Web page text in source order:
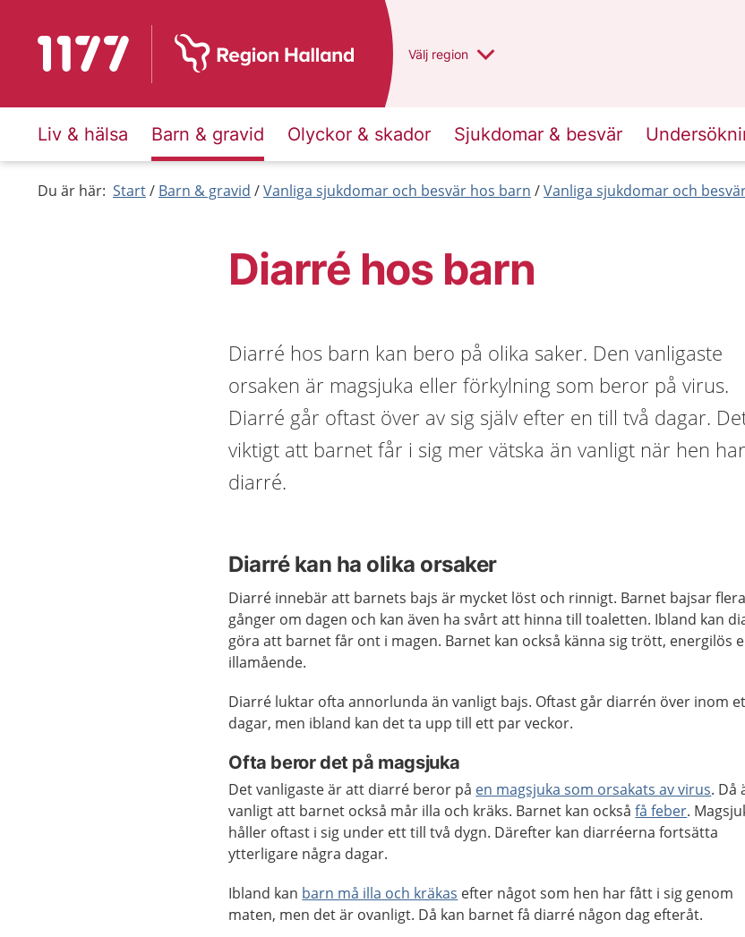
Till startsidan för 1177 Du har valt region
Välj en annan
region
Liv & hälsa Barn & gravid Olyckor & skador Sjukdomar & besvär
Du är här: Start Barn & gravid Vanliga sjukdomar och besvär hos barn Vanliga sjukdomar och
Diarré hos barn
Diarré hos barn kan bero på olika saker. Den vanligaste
orsaken är magsjuka eller förkylning som beror på virus.
Diarré går oftast över av sig själv efter en till två dagar.
viktigt att barnet får i sig mer vätska än vanligt när hen har
diarré.
Diarré kan ha olika orsaker
Diarré innebär att barnets bajs är mycket löst och rinnigt. Barnet bajsar flera
gånger om dagen och kan även ha svårt att hinna till toaletten. Ibland kan
göra att barnet får ont i magen. Barnet kan också känna sig trött, energilös
illamående.
Diarré luktar ofta annorlunda än vanligt bajs. Oftast går diarrén över inom
dagar, men ibland kan det ta upp till ett par veckor.
Ofta beror det på magsjuka
Det vanligaste är att diarré beror på en magsjuka som orsakats av virus. Då
vanligt att barnet också mår illa och kräks. Barnet kan ocksåfå feber.
håller oftast i sig under ett till två dygn. Därefter kan diarréerna fortsätta
ytterligare några dagar.
Ibland kan barn må illa och kräkas efter något som hen har fått i sig genom
maten, men det är ovanligt. Då kan barnet få diarré någon dag efteråt.